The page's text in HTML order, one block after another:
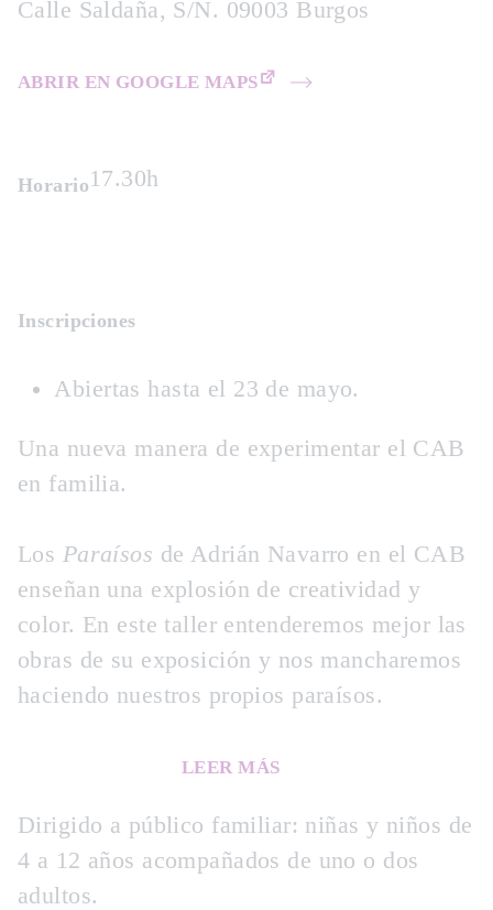
Calle Saldaña, S/N. 09003 Burgos
ABRIR EN GOOGLE MAPS
Horario17.30h
Inscripciones
Abiertas hasta el 23 de mayo.
Una nueva manera de experimentar el CAB
en familia.
Los Paraísos de Adrián Navarro en el CAB
enseñan una explosión de creatividad y
color. En este taller entenderemos mejor las
obras de su exposición y nos mancharemos
haciendo nuestros propios paraísos.
LEER MÁS
Dirigido a público familiar: niñas y niños de
4 a 12 años acompañados de uno o dos
adultos.